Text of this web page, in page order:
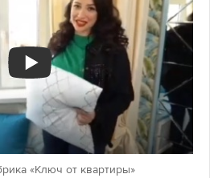
«Ключ от квартиры»